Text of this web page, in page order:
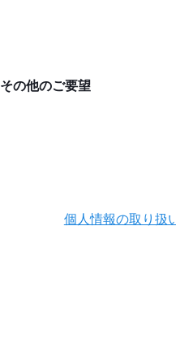
その他のご要望
個人情報の取り扱